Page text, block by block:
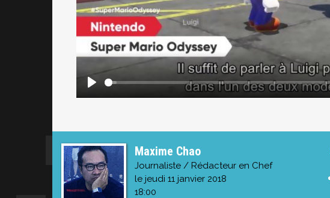
Maxime Chao
Journaliste / Rédacteur en Chef
le jeudi 11 janvier 2018
18:00